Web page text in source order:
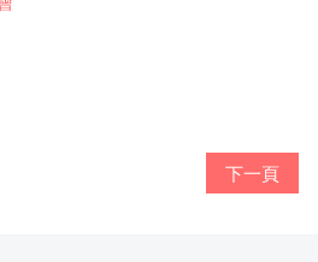
but in this place; not for
Walt Whitma
多級樓梯？
為什麼藝穗會的畫廊叫陳麗玲畫
設計藝穗會Logos?
穗會名字的由來
一次會議
藝術家劉智倫@本地薑
and Anthony!
)
00:00
下一頁